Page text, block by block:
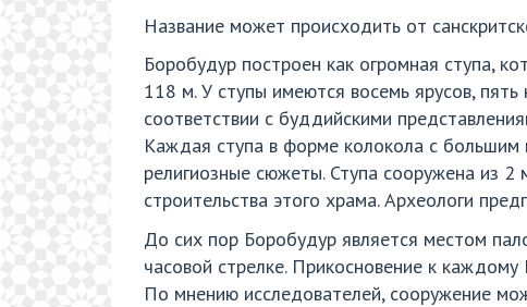
Название может происходить от
Боробудур построен как огромная ступа,
118 м. У ступы имеются восемь ярусов,
соответствии с буддийскими
Каждая ступа в форме колокола с
религиозные сюжеты. Ступа сооружена из
строительства этого храма. Археологи
До сих пор Боробудур является местом
часовой стрелке. Прикосновение к каждому
По мнению исследователей, сооружение